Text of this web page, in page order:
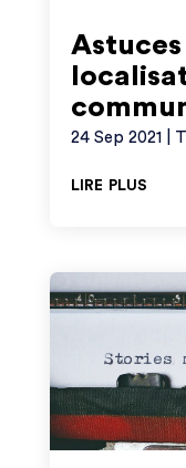
24 Sep 2021
lire plus